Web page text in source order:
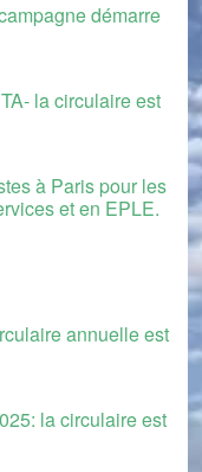
démarre
la circulaire est
à Paris pour les
et en EPLE.
annuelle est
la circulaire est